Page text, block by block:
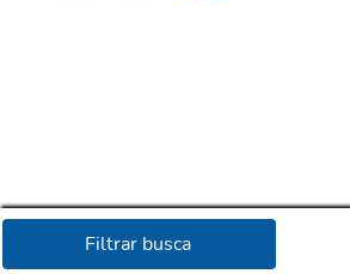
Filtrar busca